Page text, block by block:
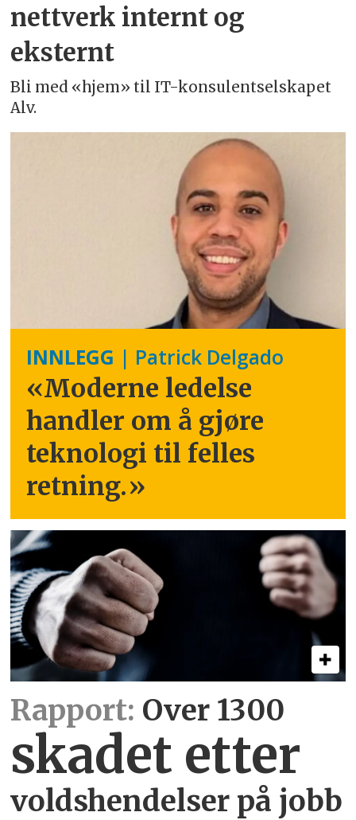
nettverk internt og
eksternt
Bli med «hjem» til IT-konsulentselskapet
Alv.
INNLEGG | Patrick Delgado
«Moderne ledelse
handler om å gjøre
teknologi til felles
retning.»
Rapport: Over 1300
skadet etter
voldshendelser på jobb